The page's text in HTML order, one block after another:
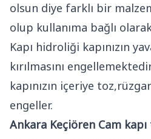
olsun diye farklı bir
olup kullanıma bağlı
Kapı hidroliği kapınızın
kırılmasını
kapınızın içeriye
engeller.
Ankara Keçiören Cam